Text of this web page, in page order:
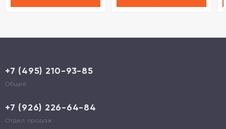
+7 (495) 210-93-85
Общий
+7 (926) 226-64-84
Отдел продаж